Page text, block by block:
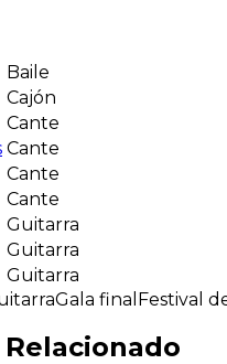
Baile
Cajón
Cante
Cante
Cante
Cante
Guitarra
Guitarra
Guitarra
Gala final Festival